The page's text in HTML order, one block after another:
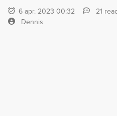
6 apr. 2023 00:32
21
Dennis